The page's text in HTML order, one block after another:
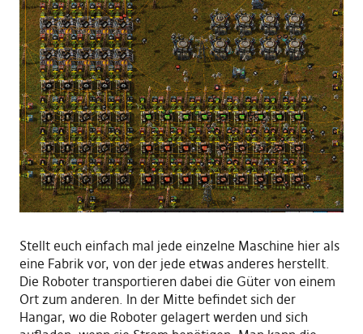
Stellt euch einfach mal jede einzelne Maschine hier als
eine Fabrik vor, von der jede etwas anderes herstellt.
Die Roboter transportieren dabei die Güter von einem
Ort zum anderen. In der Mitte befindet sich der
Hangar, wo die Roboter gelagert werden und sich